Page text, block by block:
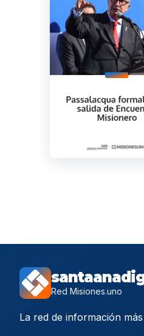
Red Misiones.uno
La red de información